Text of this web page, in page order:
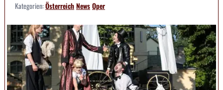
Kategorien:ÖsterreichNewsOper